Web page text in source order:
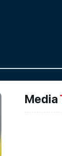
Media